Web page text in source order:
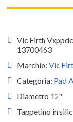
Vic Firth
13700463
Marchio: Vic
Categoria: Pad
Diametro 12"
Tappetino in